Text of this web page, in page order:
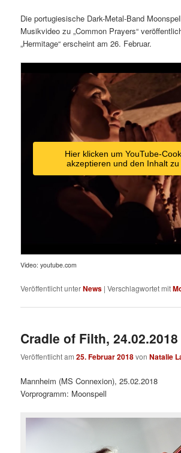
Die portugiesische Dark-Metal-Band
Musikvideo zu „Common Prayers“
„Hermitage“ erscheint am 26. Februar.
Hier klicken um YouTube-
akzeptieren und den Inhalt zu
Video: youtube.com
Veröffentlicht unterNews |Verschlagwortet mit
Cradle of Filth, 24.02.2018
Veröffentlicht am25. Februar 2018vonNatalie
Mannheim (MS Connexion), 25.02.2018
Vorprogramm: Moonspell